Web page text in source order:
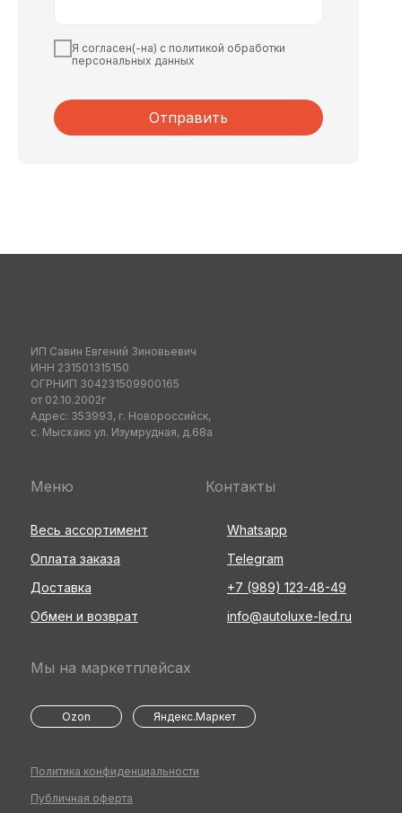
Я согласен(-на) с политикой обработки
персональных данных
Отправить
ИП Савин Евгений Зиновьевич
ИНН 231501315150
ОГРНИП 304231509900165
от 02.10.2002г
Адрес: 353993, г. Новороссийск,
с. Мысхако ул. Изумрудная, д.68а
Политика конфиденциальности
Публичная оферта
Обмен и возврат
Доставка
Оплата заказа
info@autoluxe-led.ru
Меню
Мы на маркетплейсах
Контакты
+7 (989) 123-48-49
Telegram
Весь ассортимент Whatsapp
Ozon Яндекс.Маркет